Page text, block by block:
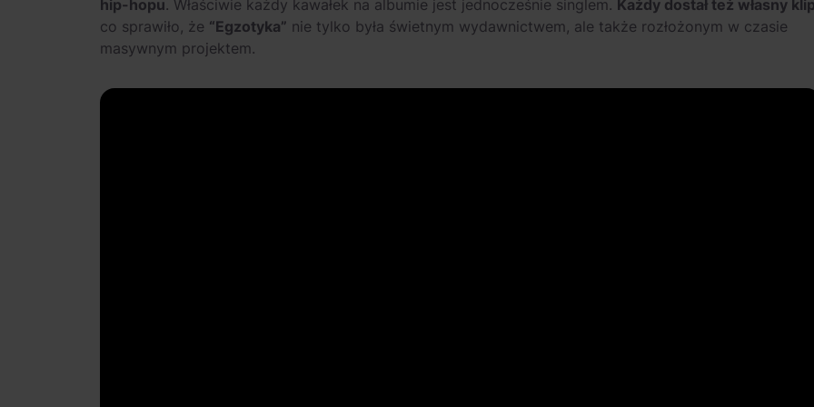
hip-hopu. Właściwie każdy kawałek na albumie jest jednocześnie singlem. Każdy dostał też własny
co sprawiło, że “Egzotyka” nie tylko była świetnym wydawnictwem, ale także rozłożonym w czasie
masywnym projektem.